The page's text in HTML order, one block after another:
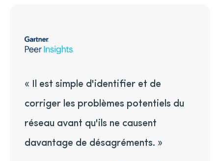
« Il est simple d'identifier et de
corriger les problèmes potentiels du
réseau avant qu'ils ne causent
davantage de désagréments. »